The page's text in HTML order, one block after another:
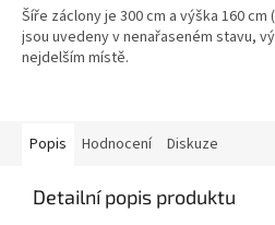
Šíře záclony je 300 cm a výška 160
jsou uvedeny v nenařaseném stavu,
nejdelším místě.
Popis Hodnocení Diskuze
Detailní popis produktu